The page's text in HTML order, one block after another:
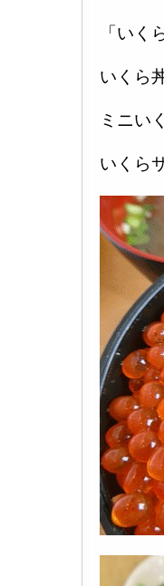
「い
いくら
ミニい
いくら